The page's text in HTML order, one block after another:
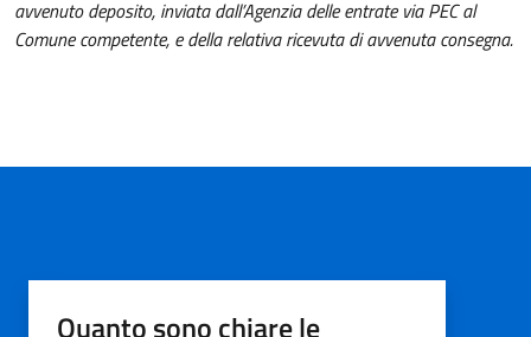
avvenuto deposito, inviata dall’Agenzia delle entrate via PEC al
Comune competente, e della relativa ricevuta di avvenuta consegna.
Quanto sono chiare le